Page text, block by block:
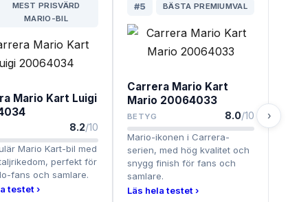
MEST PRISVÄRD
MARIO-BIL
Mario Kart Luigi
8.2/10
Mario Kart-bil med
perfekt för
fans och samlare.
testet ›
#5 BÄSTA PREMIUMVAL
Carrera Mario Kart
Mario 20064033
BETYG 8.0/10
Mario-ikonen i Carrera-
serien, med hög kvalitet och
snygg finish för fans och
samlare.
Läs hela testet ›
›